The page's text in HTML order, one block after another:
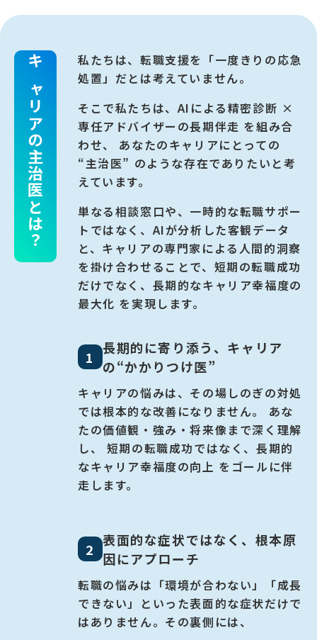
キャリアの
主治医とは？
私たちは、転職支援を「一度きりの応急
処置」だとは考えていません。
そこで私たちは、AIによる精密診断 ×
専任アドバイザーの長期伴走 を組み合
わせ、
あなたのキャリアにとっての
“主治医” のような存在でありたいと考
えています。
単なる相談窓口や、一時的な転職サポー
トではなく、AIが分析した客観データ
と、キャリアの専門家による人間的洞察
を掛け合わせることで、短期の転職成功
だけでなく、長期的なキャリア幸福度の
最大化 を実現します。
1
長期的に寄り添う、キャリア
の“かかりつけ医”
キャリアの悩みは、その場しのぎの対処
では根本的な改善になりません。
あな
たの価値観・強み・将来像まで深く理解
し、
短期の転職成功ではなく、長期的
なキャリア幸福度の向上 をゴールに伴
走します。
2
表面的な症状ではなく、根本原
因にアプローチ
転職の悩みは「環境が合わない」「成長
できない」といった表面的な症状だけで
はありません。その裏側には、